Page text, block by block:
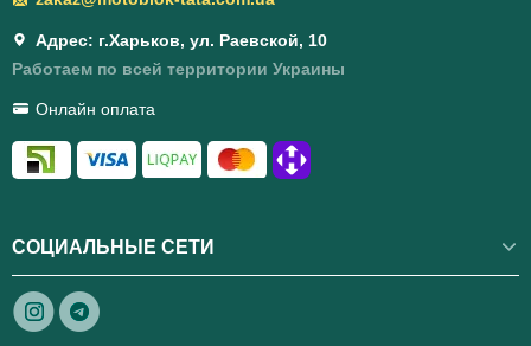
Адрес: г.Харьков, ул. Раевской, 10
Работаем по всей территории Украины
Онлайн оплата
СОЦИАЛЬНЫЕ СЕТИ